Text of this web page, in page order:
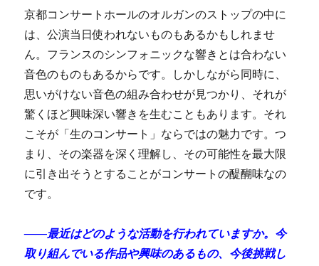
京都コンサートホールのオルガンのストップの中に
は、公演当日使われないものもあるかもしれませ
ん。フランスのシンフォニックな響きとは合わない
音色のものもあるからです。しかしながら同時に、
思いがけない音色の組み合わせが見つかり、それが
驚くほど興味深い響きを生むこともあります。それ
こそが「生のコンサート」ならではの魅力です。つ
まり、その楽器を深く理解し、その可能性を最大限
に引き出そうとすることがコンサートの醍醐味なの
です。
——最近はどのような活動を行われていますか。今
取り組んでいる作品や興味のあるもの、今後挑戦し